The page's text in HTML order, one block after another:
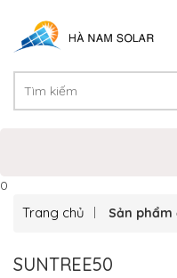
0
Trang chủ Sản phẩm
SUNTREE50